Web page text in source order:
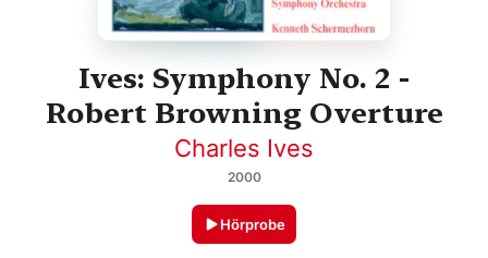
Ives: Symphony No. 2 -
Robert Browning Overture
Charles Ives
2000
Hörprobe